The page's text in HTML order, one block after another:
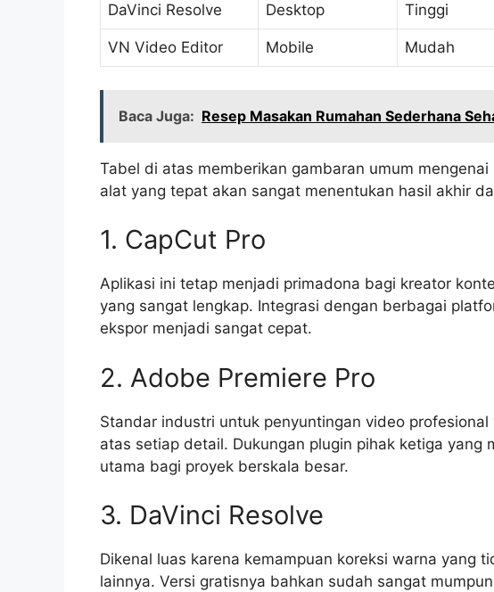
DaVinci Resolve Desktop Tinggi
VN Video Editor Mobile Mudah
Baca Juga: Resep Masakan Rumahan Sederhana
Tabel di atas memberikan gambaran umum
alat yang tepat akan sangat menentukan hasil akhir
1. CapCut Pro
Aplikasi ini tetap menjadi primadona bagi kreator
yang sangat lengkap. Integrasi dengan berbagai
ekspor menjadi sangat cepat.
2. Adobe Premiere Pro
Standar industri untuk penyuntingan video
atas setiap detail. Dukungan plugin pihak ketiga yang
utama bagi proyek berskala besar.
3. DaVinci Resolve
Dikenal luas karena kemampuan koreksi warna yang
lainnya. Versi gratisnya bahkan sudah sangat